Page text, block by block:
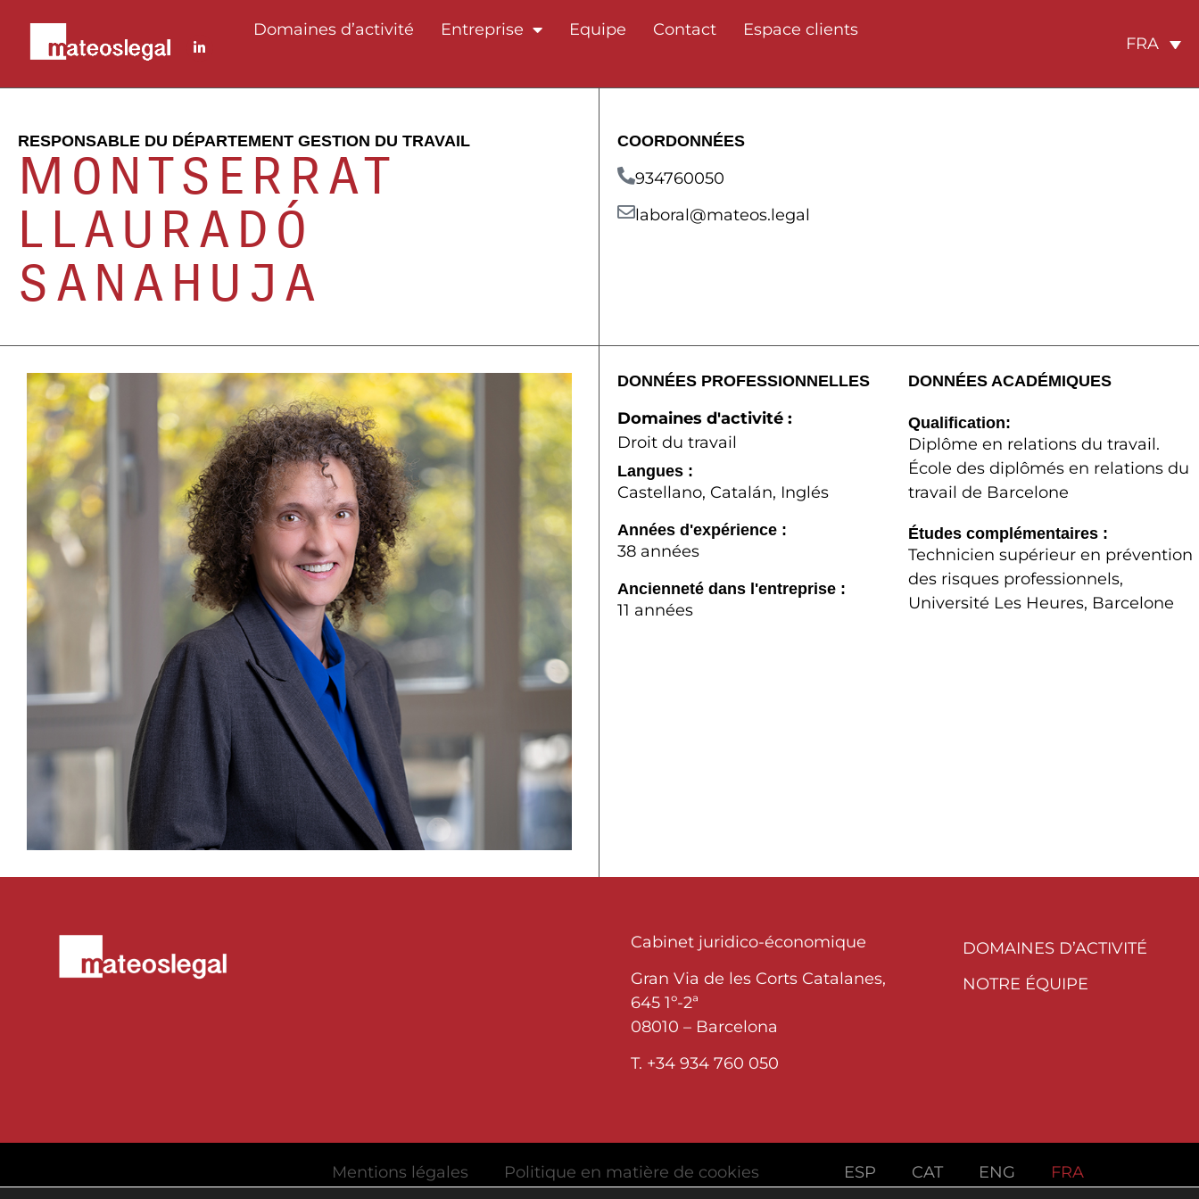
Domaines d’activité Entreprise Equipe Contact Espace clients
FRA
RESPONSABLE DU DÉPARTEMENT GESTION DU TRAVAIL
MONTSERRAT
LLAURADÓ
SANAHUJA
COORDONNÉES
934760050
laboral@mateos.legal
DONNÉES PROFESSIONNELLES
Domaines d'activité :
Droit du travail
Langues :
Castellano, Catalán, Inglés
Années d'expérience :
38 années
Ancienneté dans l'entreprise :
11 années
DONNÉES ACADÉMIQUES
Qualification:
Diplôme en relations du travail.
École des diplômés en relations du
travail de Barcelone
Études complémentaires :
Technicien supérieur en prévention
des risques professionnels,
Université Les Heures, Barcelone
Cabinet juridico-économique
Gran Via de les Corts Catalanes,
645 1º-2ª
08010 – Barcelona
T. +34 934 760 050
DOMAINES D’ACTIVITÉ
NOTRE ÉQUIPE
Mentions légales Politique en matière de cookies ESP CAT ENG FRA